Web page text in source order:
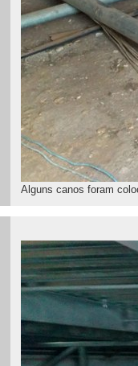
Alguns canos foram